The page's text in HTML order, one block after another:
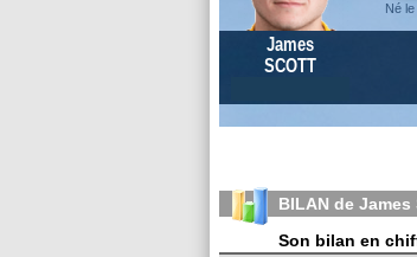
Né
James
SCOTT
BILAN de James
Son bilan en